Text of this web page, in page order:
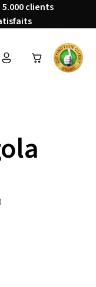
5.000 clients
0 articles dans votre